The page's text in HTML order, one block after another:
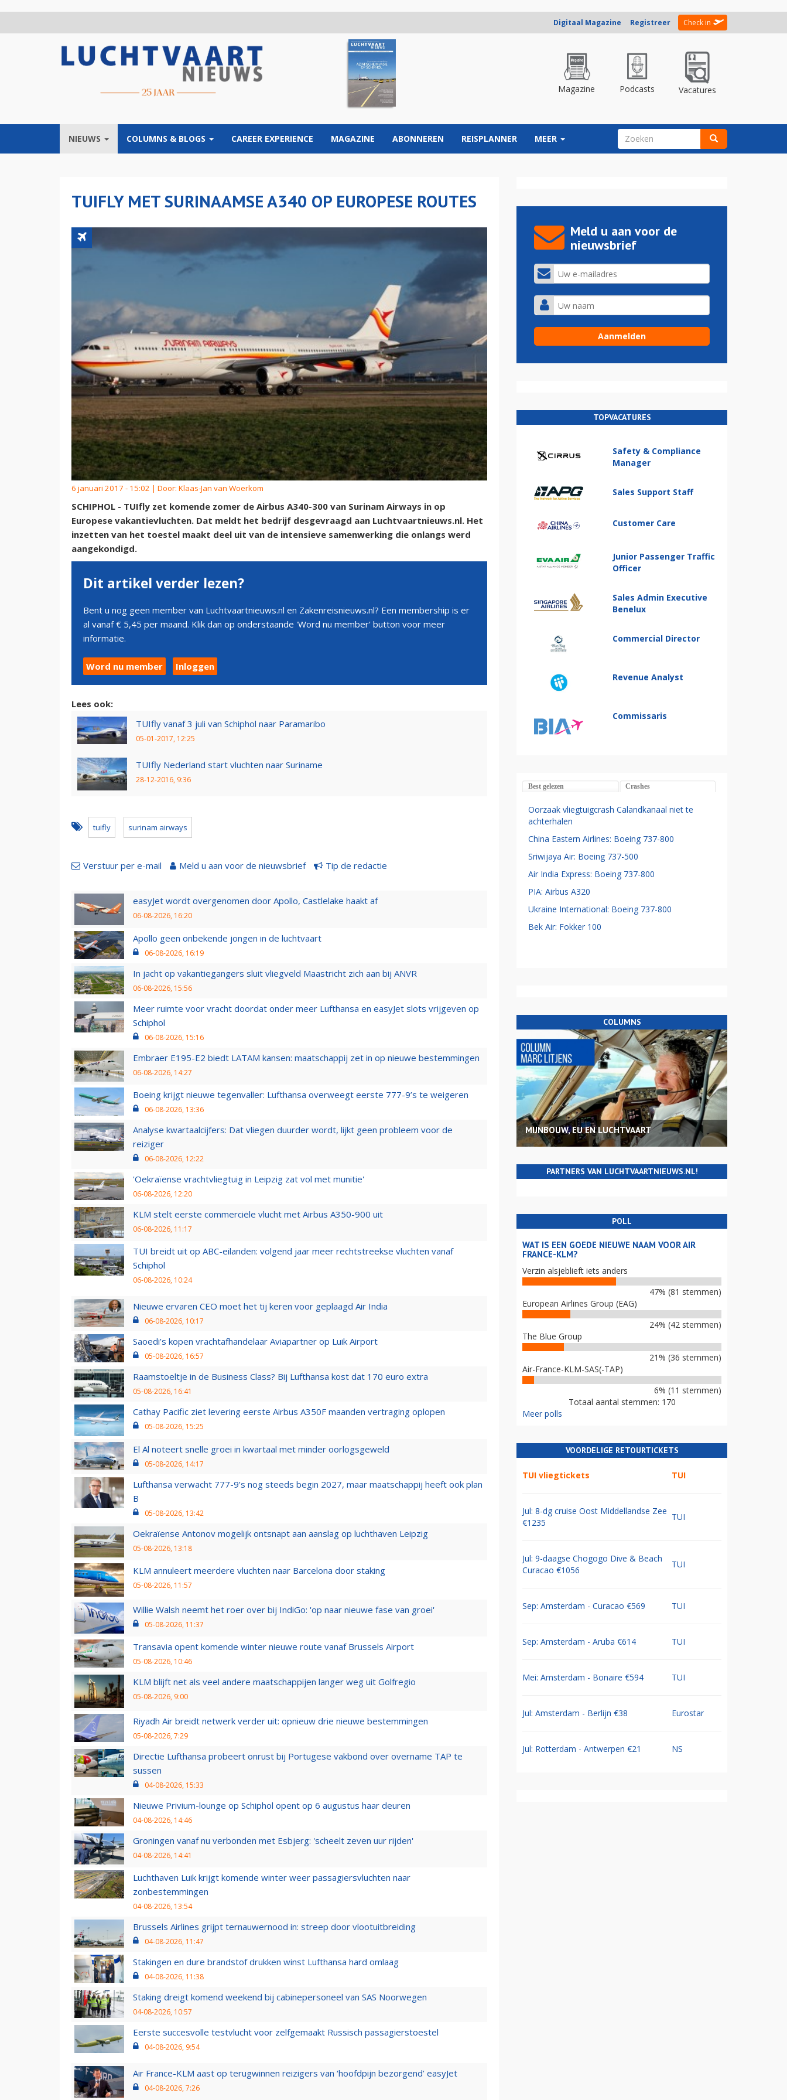
Digitaal Magazine Registreer Check in
Magazine Podcasts Vacatures
NIEUWS COLUMNS & BLOGS CAREER EXPERIENCE MAGAZINE ABONNEREN REISPLANNER MEER ZOEKVELD
TUIFLY MET SURINAAMSE A340 OP EUROPESE ROUTES
6 januari 2017 - 15:02 | Door: Klaas-Jan van Woerkom
SCHIPHOL - TUIfly zet komende zomer de Airbus A340-300 van Surinam Airways in op
Europese vakantievluchten. Dat meldt het bedrijf desgevraagd aan Luchtvaartnieuws.nl. Het
inzetten van het toestel maakt deel uit van de intensieve samenwerking die onlangs werd
aangekondigd.
Dit artikel verder lezen?
Bent u nog geen member van Luchtvaartnieuws.nl en Zakenreisnieuws.nl? Een membership is er
al vanaf € 5,45 per maand. Klik dan op onderstaande 'Word nu member' button voor meer
informatie.
Word nu member Inloggen
Lees ook:
TUIfly vanaf 3 juli van Schiphol naar Paramaribo
05-01-2017, 12:25
TUIfly Nederland start vluchten naar Suriname
28-12-2016, 9:36
tuifly surinam airways
Verstuur per e-mail Meld u aan voor de nieuwsbrief Tip de redactie
easyJet wordt overgenomen door Apollo, Castlelake haakt af
06-08-2026, 16:20
Apollo geen onbekende jongen in de luchtvaart
06-08-2026, 16:19
In jacht op vakantiegangers sluit vliegveld Maastricht zich aan bij ANVR
06-08-2026, 15:56
Meer ruimte voor vracht doordat onder meer Lufthansa en easyJet slots vrijgeven op
Schiphol
06-08-2026, 15:16
Embraer E195-E2 biedt LATAM kansen: maatschappij zet in op nieuwe bestemmingen
06-08-2026, 14:27
Boeing krijgt nieuwe tegenvaller: Lufthansa overweegt eerste 777-9’s te weigeren
06-08-2026, 13:36
Analyse kwartaalcijfers: Dat vliegen duurder wordt, lijkt geen probleem voor de
reiziger
06-08-2026, 12:22
'Oekraïense vrachtvliegtuig in Leipzig zat vol met munitie'
06-08-2026, 12:20
KLM stelt eerste commerciële vlucht met Airbus A350-900 uit
06-08-2026, 11:17
TUI breidt uit op ABC-eilanden: volgend jaar meer rechtstreekse vluchten vanaf
Schiphol
06-08-2026, 10:24
Nieuwe ervaren CEO moet het tij keren voor geplaagd Air India
06-08-2026, 10:17
Saoedi’s kopen vrachtafhandelaar Aviapartner op Luik Airport
05-08-2026, 16:57
Raamstoeltje in de Business Class? Bij Lufthansa kost dat 170 euro extra
05-08-2026, 16:41
Cathay Pacific ziet levering eerste Airbus A350F maanden vertraging oplopen
05-08-2026, 15:25
El Al noteert snelle groei in kwartaal met minder oorlogsgeweld
05-08-2026, 14:17
Lufthansa verwacht 777-9’s nog steeds begin 2027, maar maatschappij heeft ook plan
B
05-08-2026, 13:42
Oekraïense Antonov mogelijk ontsnapt aan aanslag op luchthaven Leipzig
05-08-2026, 13:18
KLM annuleert meerdere vluchten naar Barcelona door staking
05-08-2026, 11:57
Willie Walsh neemt het roer over bij IndiGo: 'op naar nieuwe fase van groei'
05-08-2026, 11:37
Transavia opent komende winter nieuwe route vanaf Brussels Airport
05-08-2026, 10:46
KLM blijft net als veel andere maatschappijen langer weg uit Golfregio
05-08-2026, 9:00
Riyadh Air breidt netwerk verder uit: opnieuw drie nieuwe bestemmingen
05-08-2026, 7:29
Directie Lufthansa probeert onrust bij Portugese vakbond over overname TAP te
sussen
04-08-2026, 15:33
Nieuwe Privium-lounge op Schiphol opent op 6 augustus haar deuren
04-08-2026, 14:46
Groningen vanaf nu verbonden met Esbjerg: 'scheelt zeven uur rijden'
04-08-2026, 14:41
Luchthaven Luik krijgt komende winter weer passagiersvluchten naar
zonbestemmingen
04-08-2026, 13:54
Brussels Airlines grijpt ternauwernood in: streep door vlootuitbreiding
04-08-2026, 11:47
Stakingen en dure brandstof drukken winst Lufthansa hard omlaag
04-08-2026, 11:38
Staking dreigt komend weekend bij cabinepersoneel van SAS Noorwegen
04-08-2026, 10:57
Eerste succesvolle testvlucht voor zelfgemaakt Russisch passagierstoestel
04-08-2026, 9:54
Air France-KLM aast op terugwinnen reizigers van ‘hoofdpijn bezorgend’ easyJet
04-08-2026, 7:26
Meld u aan voor de
nieuwsbrief
TOPVACATURES
Safety & Compliance
Manager
Sales Support Staff
Customer Care
Junior Passenger Traffic
Officer
Sales Admin Executive
Benelux
Commercial Director
Revenue Analyst
Commissaris
Best gelezen Crashes
Oorzaak vliegtuigcrash Calandkanaal niet te
achterhalen
China Eastern Airlines: Boeing 737-800
Sriwijaya Air: Boeing 737-500
Air India Express: Boeing 737-800
PIA: Airbus A320
Ukraine International: Boeing 737-800
Bek Air: Fokker 100
COLUMNS
MIJNBOUW, EU EN LUCHTVAART
PARTNERS VAN LUCHTVAARTNIEUWS.NL!
POLL
WAT IS EEN GOEDE NIEUWE NAAM VOOR AIR
FRANCE-KLM?
Verzin alsjeblieft iets anders
47% (81 stemmen)
European Airlines Group (EAG)
24% (42 stemmen)
The Blue Group
21% (36 stemmen)
Air-France-KLM-SAS(-TAP)
6% (11 stemmen)
Totaal aantal stemmen: 170
Meer polls
VOORDELIGE RETOURTICKETS
TUI vliegtickets TUI
Jul: 8-dg cruise Oost Middellandse Zee
€1235
TUI
Jul: 9-daagse Chogogo Dive & Beach
Curacao €1056
TUI
Sep: Amsterdam - Curacao €569 TUI
Sep: Amsterdam - Aruba €614 TUI
Mei: Amsterdam - Bonaire €594 TUI
Jul: Amsterdam - Berlijn €38 Eurostar
Jul: Rotterdam - Antwerpen €21 NS